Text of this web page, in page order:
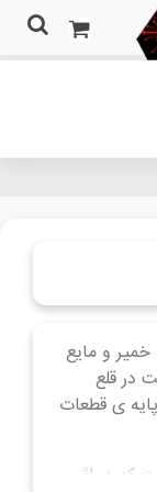
و مایع
در قلع
ی قطعات
که در اثر